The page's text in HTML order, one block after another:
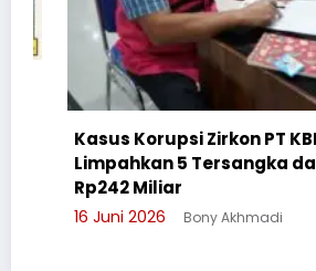
Kasus Korupsi Zirkon PT KBM:
Limpahkan 5 Tersangka dan
Rp242 Miliar
16 Juni 2026 Bony Akhmadi